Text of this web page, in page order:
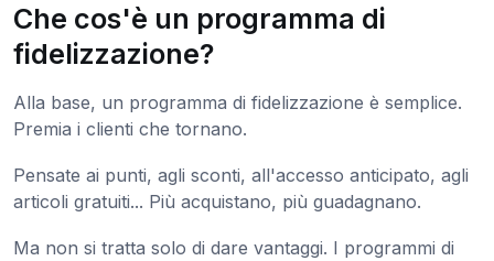
Che cos'è un programma di
fidelizzazione?
Alla base, un programma di fidelizzazione è semplice.
Premia i clienti che tornano.
Pensate ai punti, agli sconti, all'accesso anticipato, agli
articoli gratuiti... Più acquistano, più guadagnano.
Ma non si tratta solo di dare vantaggi. I programmi di